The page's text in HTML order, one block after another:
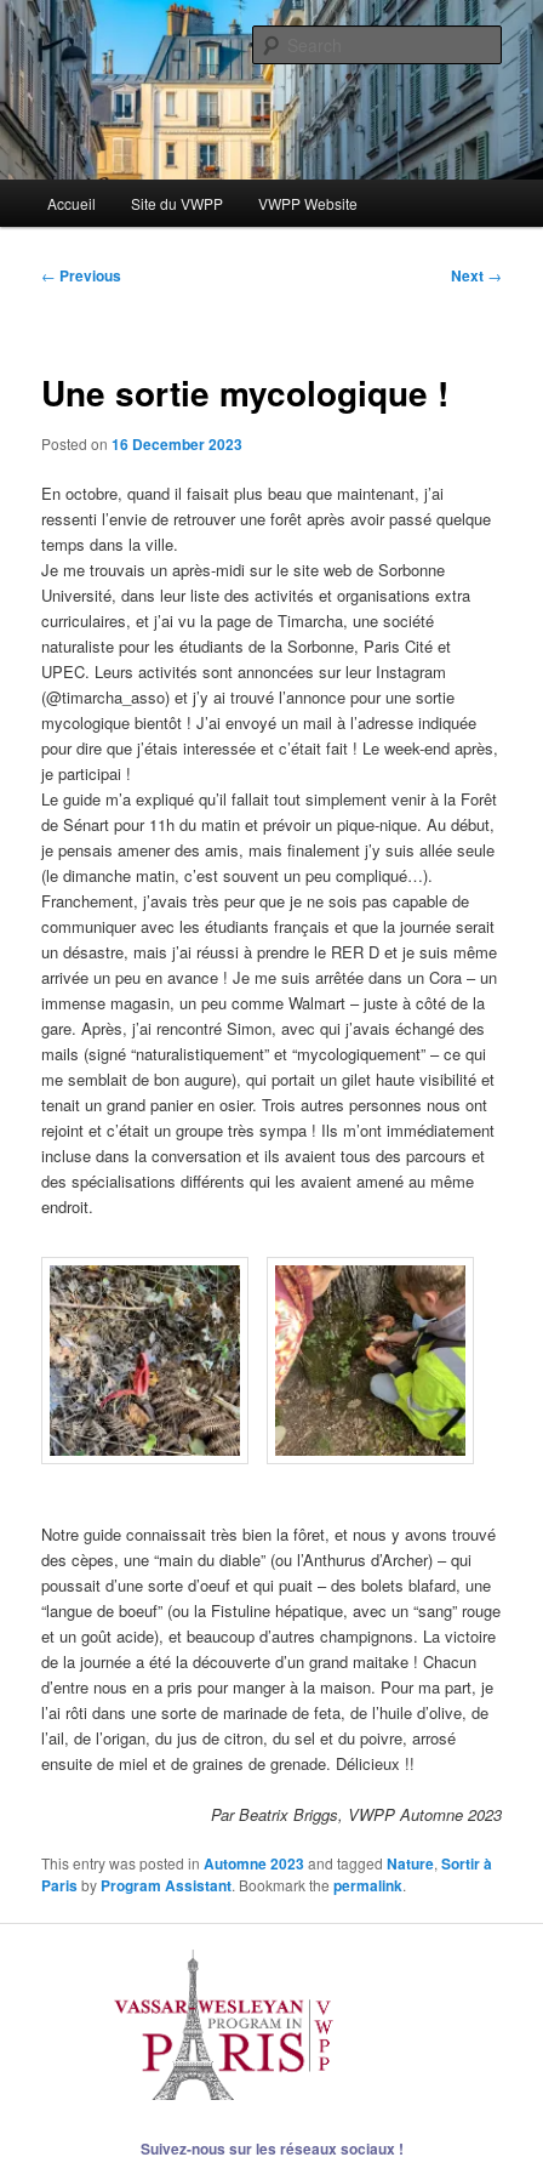
Skip
primary
contentBlog VWPP
Le blog des étudiants du Vassar-Wesleyan Programme à Paris
Accueil Site du VWPP VWPP Website
Post
← Previous Next →
Une sortie mycologique !
Posted on16 December 2023
En octobre, quand il faisait plus beau que maintenant, j’ai
ressenti l’envie de retrouver une forêt après avoir passé quelque
temps dans la ville.
Je me trouvais un après-midi sur le site web de Sorbonne
Université, dans leur liste des activités et organisations extra
curriculaires, et j’ai vu la page de Timarcha, une société
naturaliste pour les étudiants de la Sorbonne, Paris Cité et
UPEC. Leurs activités sont annoncées sur leur Instagram
(@timarcha_asso) et j’y ai trouvé l’annonce pour une sortie
mycologique bientôt ! J’ai envoyé un mail à l’adresse indiquée
pour dire que j’étais interessée et c’était fait ! Le week-end après,
je participai !
Le guide m’a expliqué qu’il fallait tout simplement venir à la Forêt
de Sénart pour 11h du matin et prévoir un pique-nique. Au début,
je pensais amener des amis, mais finalement j’y suis allée seule
(le dimanche matin, c’est souvent un peu compliqué…).
Franchement, j’avais très peur que je ne sois pas capable de
communiquer avec les étudiants français et que la journée serait
un désastre, mais j’ai réussi à prendre le RER D et je suis même
arrivée un peu en avance ! Je me suis arrêtée dans un Cora – un
immense magasin, un peu comme Walmart – juste à côté de la
gare. Après, j’ai rencontré Simon, avec qui j’avais échangé des
mails (signé “naturalistiquement” et “mycologiquement” – ce qui
me semblait de bon augure), qui portait un gilet haute visibilité et
tenait un grand panier en osier. Trois autres personnes nous ont
rejoint et c’était un groupe très sympa ! Ils m’ont immédiatement
incluse dans la conversation et ils avaient tous des parcours et
des spécialisations différents qui les avaient amené au même
endroit.
Notre guide connaissait très bien la fôret, et nous y avons trouvé
des cèpes, une “main du diable” (ou l’Anthurus d’Archer) – qui
poussait d’une sorte d’oeuf et qui puait – des bolets blafard, une
“langue de boeuf” (ou la Fistuline hépatique, avec un “sang” rouge
et un goût acide), et beaucoup d’autres champignons. La victoire
de la journée a été la découverte d’un grand maitake ! Chacun
d’entre nous en a pris pour manger à la maison. Pour ma part, je
l’ai rôti dans une sorte de marinade de feta, de l’huile d’olive, de
l’ail, de l’origan, du jus de citron, du sel et du poivre, arrosé
ensuite de miel et de graines de grenade. Délicieux !!
Par Beatrix Briggs, VWPP Automne 2023
This entry was posted inAutomne 2023and taggedNature,Sortir à
Parisby Program Assistant. Bookmark thepermalink.
Suivez-nous sur les réseaux sociaux !